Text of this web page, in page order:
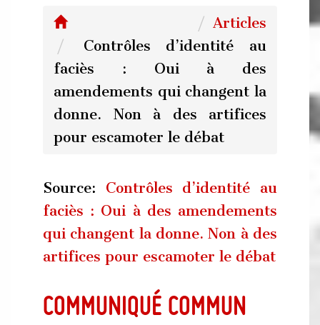
Articles
Contrôles d’identité au
faciès : Oui à des
amendements qui changent la
donne. Non à des artifices
pour escamoter le débat
Source: Contrôles d’identité au
faciès : Oui à des amendements
qui changent la donne. Non à des
artifices pour escamoter le débat
Communiqué commun